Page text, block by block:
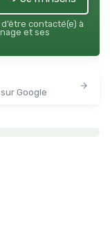
contacté(e) à
et ses
Google